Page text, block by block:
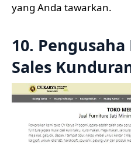
yang Anda tawarkan.
10.
Sales